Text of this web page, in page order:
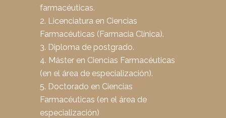
farmacéuticas.
2. Licenciatura en Ciencias
Farmacéuticas (Farmacia Clínica).
3. Diploma de postgrado.
4. Máster en Ciencias Farmacéuticas
(en el área de especialización).
5. Doctorado en Ciencias
Farmacéuticas (en el área de
especialización)